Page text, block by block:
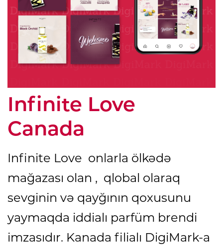
Infinite Love
Canada
Infinite Love onlarla ölkədə
mağazası olan , qlobal olaraq
sevginin və qayğının qoxusunu
yaymaqda iddialı parfüm brendi
imzasıdır. Kanada filialı DigiMark-a